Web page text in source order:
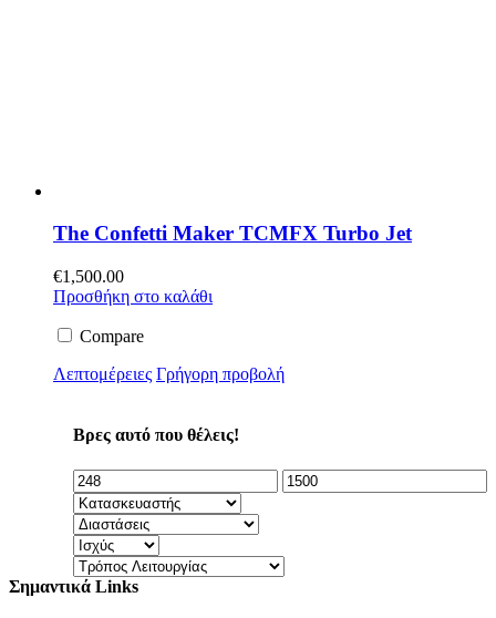
The Confetti Maker TCMFX Turbo Jet
€1,500.00
Προσθήκη στο καλάθι
Compare
Λεπτομέρειες Γρήγορη προβολή
Βρες αυτό που θέλεις!
Σημαντικά Links